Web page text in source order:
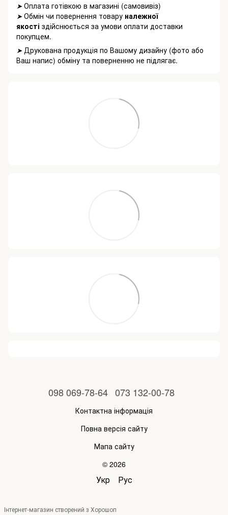
➤Оплата готівкою в магазині (самовивіз)
➤Обмін чи повернення товару належної
якості здійснюється за умови оплати доставки
покупцем.
➤Друкована продукція по Вашому дизайну (фото або
Ваш напис) обміну та поверненню не підлягає.
098 069-78-64 073 132-00-78
Контактна інформація
Повна версія сайту
Мапа сайту
© 2026
Укр Рус
Інтернет-магазин створений з Хорошоп